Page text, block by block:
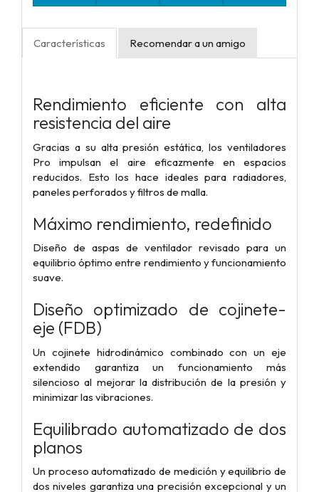
Características Recomendar a un amigo
Rendimiento eficiente con alta
resistencia del aire
Gracias a su alta presión estática, los ventiladores
Pro impulsan el aire eficazmente en espacios
reducidos. Esto los hace ideales para radiadores,
paneles perforados y filtros de malla.
Máximo rendimiento, redefinido
Diseño de aspas de ventilador revisado para un
equilibrio óptimo entre rendimiento y funcionamiento
suave.
Diseño optimizado de cojinete-
eje (FDB)
Un cojinete hidrodinámico combinado con un eje
extendido garantiza un funcionamiento más
silencioso al mejorar la distribución de la presión y
minimizar las vibraciones.
Equilibrado automatizado de dos
planos
Un proceso automatizado de medición y equilibrio de
dos niveles garantiza una precisión excepcional y un